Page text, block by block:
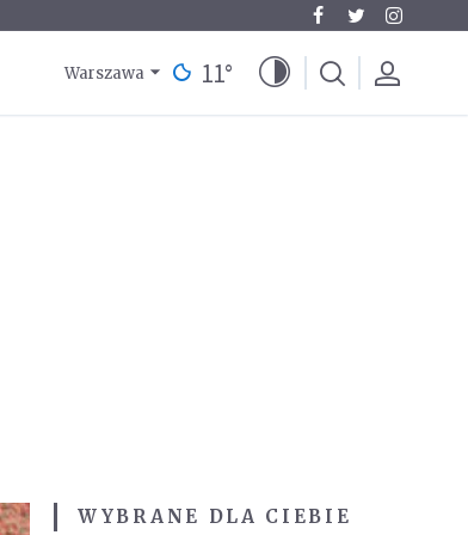
Warszawa 11°
WYBRANE DLA CIEBIE